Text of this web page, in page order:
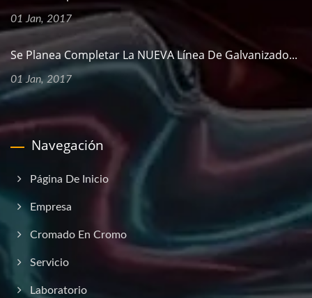
01 Jan, 2017
Se Planea Completar La NUEVA Línea De Galvanizado...
01 Jan, 2017
Navegación
Página De Inicio
Empresa
Cromado En Cromo
Servicio
Laboratorio